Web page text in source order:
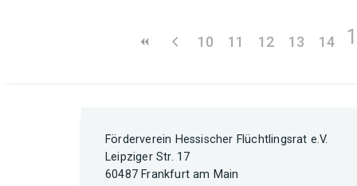
10 11 12 13 14
Förderverein Hessischer Flüchtlingsrat e.V.
Leipziger Str. 17
60487 Frankfurt am Main